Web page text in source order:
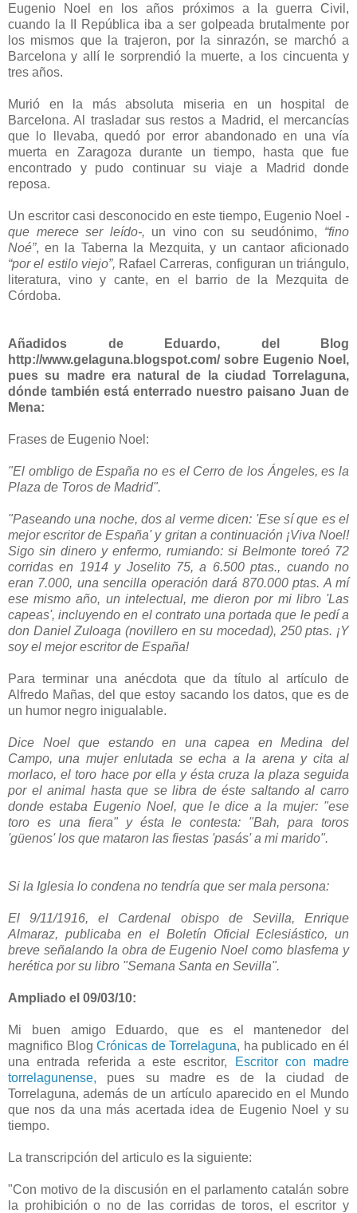
Eugenio Noel en los años próximos a la guerra Civil,
cuando la II República iba a ser golpeada brutalmente por
los mismos que la trajeron, por la sinrazón, se marchó a
Barcelona y allí le sorprendió la muerte, a los cincuenta y
tres años.
Murió en la más absoluta miseria en un hospital de
Barcelona. Al trasladar sus restos a Madrid, el mercancías
que lo llevaba, quedó por error abandonado en una vía
muerta en Zaragoza durante un tiempo, hasta que fue
encontrado y pudo continuar su viaje a Madrid donde
reposa.
Un escritor casi desconocido en este tiempo, Eugenio Noel -
que merece ser leído-, un vino con su seudónimo, “fino
Noé”, en la Taberna la Mezquita, y un cantaor aficionado
“por el estilo viejo”, Rafael Carreras, configuran un triángulo,
literatura, vino y cante, en el barrio de la Mezquita de
Córdoba.
Añadidos de Eduardo, del Blog
http://www.gelaguna.blogspot.com/ sobre Eugenio Noel,
pues su madre era natural de la ciudad Torrelaguna,
dónde también está enterrado nuestro paisano Juan de
Mena:
Frases de Eugenio Noel:
"El ombligo de España no es el Cerro de los Ángeles, es la
Plaza de Toros de Madrid".
"Paseando una noche, dos al verme dicen: 'Ese sí que es el
mejor escritor de España' y gritan a continuación ¡Viva Noel!
Sigo sin dinero y enfermo, rumiando: si Belmonte toreó 72
corridas en 1914 y Joselito 75, a 6.500 ptas., cuando no
eran 7.000, una sencilla operación dará 870.000 ptas. A mí
ese mismo año, un intelectual, me dieron por mi libro 'Las
capeas', incluyendo en el contrato una portada que le pedí a
don Daniel Zuloaga (novillero en su mocedad), 250 ptas. ¡Y
soy el mejor escritor de España!
Para terminar una anécdota que da título al artículo de
Alfredo Mañas, del que estoy sacando los datos, que es de
un humor negro inigualable.
Dice Noel que estando en una capea en Medina del
Campo, una mujer enlutada se echa a la arena y cita al
morlaco, el toro hace por ella y ésta cruza la plaza seguida
por el animal hasta que se libra de éste saltando al carro
donde estaba Eugenio Noel, que le dice a la mujer: "ese
toro es una fiera" y ésta le contesta: "Bah, para toros
'güenos' los que mataron las fiestas 'pasás' a mi marido".
Si la Iglesia lo condena no tendría que ser mala persona:
El 9/11/1916, el Cardenal obispo de Sevilla, Enrique
Almaraz, publicaba en el Boletín Oficial Eclesiástico, un
breve señalando la obra de Eugenio Noel como blasfema y
herética por su libro "Semana Santa en Sevilla".
Ampliado el 09/03/10:
Mi buen amigo Eduardo, que es el mantenedor del
magnifico Blog Crónicas de Torrelaguna, ha publicado en él
una entrada referida a este escritor,
Escritor con madre
torrelagunense, pues su madre es de la ciudad de
Torrelaguna, además de un artículo aparecido en el Mundo
que nos da una más acertada idea de Eugenio Noel y su
tiempo.
La transcripción del articulo es la siguiente:
"Con motivo de la discusión en el parlamento catalán sobre
la prohibición o no de las corridas de toros, el escritor y